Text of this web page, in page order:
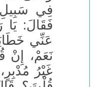
فِي سَبِيلِ
فَقَالَ:
عَنِّي
نَعَمْ، إِنْ
غَيْرُ